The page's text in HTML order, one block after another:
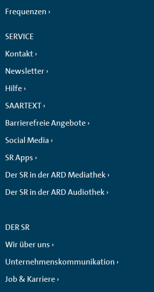
Frequenzen
SERVICE
Kontakt
Newsletter
Hilfe
SAARTEXT
Barrierefreie Angebote
Social Media
SR Apps
Der SR in der ARD Mediathek
Der SR in der ARD Audiothek
DER SR
Wir über uns
Unternehmenskommunikation
Job & Karriere